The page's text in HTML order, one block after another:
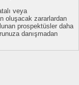
veya
oluşacak zararlardan
prospektüsler daha
danışmadan